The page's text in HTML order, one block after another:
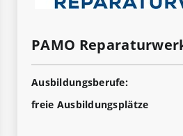
PAMO
Ausbildungsberufe:
freie Ausbildungsplätze